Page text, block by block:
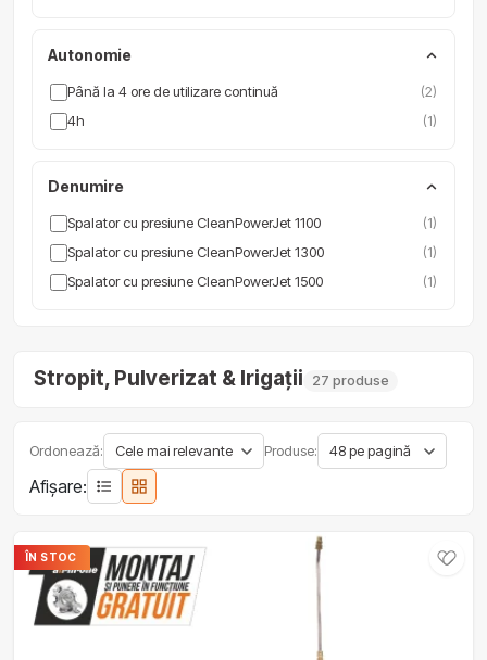
Autonomie
Până la 4 ore de utilizare continuă (2)
4h (1)
Denumire
Spalator cu presiune CleanPowerJet 1100 (1)
Spalator cu presiune CleanPowerJet 1300 (1)
Spalator cu presiune CleanPowerJet 1500 (1)
Stropit, Pulverizat & Irigații 27 produse
Ordonează: Produse:
Afișare:
ÎN STOC